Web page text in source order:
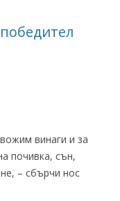
винаги и за
почивка, сън,
– сбърчи нос